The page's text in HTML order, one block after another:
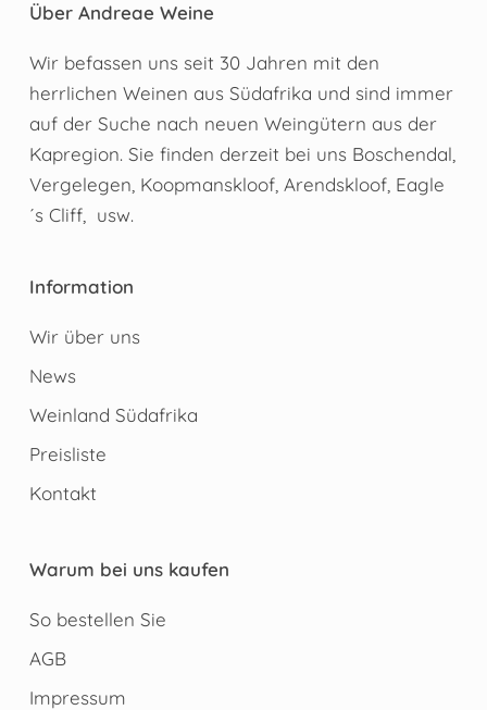
Über Andreae Weine
Wir befassen uns seit 30 Jahren mit den
herrlichen Weinen aus Südafrika und sind immer
auf der Suche nach neuen Weingütern aus der
Kapregion. Sie finden derzeit bei uns Boschendal,
Vergelegen, Koopmanskloof, Arendskloof, Eagle
´s Cliff, usw.
Information
Wir über uns
News
Weinland Südafrika
Preisliste
Kontakt
Warum bei uns kaufen
So bestellen Sie
AGB
Impressum